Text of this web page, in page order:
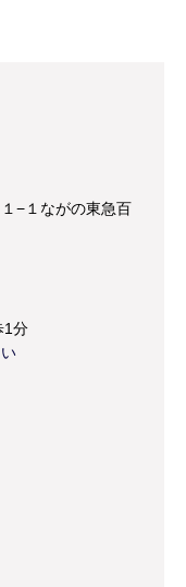
−１ながの東急百
1分